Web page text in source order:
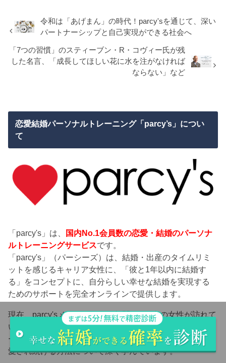
令和は「あげまん」の時代！parcy'sを通じて、深い
パートナーシップと自己実現ができる社会へ
「7つの習慣」のスティーブン・R・コヴィー氏が残
した名言、「成長してほしい花に水を注がなければ
ならない」など
恋愛結婚パーソナルトレーニング「parcy’s」につい
て
「parcy's」は、
国内No.1会員数の恋愛・結婚のパーソナ
ルトレーニングサービスです。
「parcy's」（パーシーズ）は、結婚・出産のタイムリミ
ットを感じるキャリア女性に、「彼と1年以内に結婚す
る」をコンセプトに、自分らしい幸せな結婚を実現する
ためのサポートを完全オンラインで提供します。
現在、parcy'sメディアでは、年間480万人の女性が訪れて
います。parcy'sでは年間300名以上のキャリア女性がトレ
ーニングを受けて自分を大好きになり、パートナーから
愛され続ける方法について深く学んでいます。